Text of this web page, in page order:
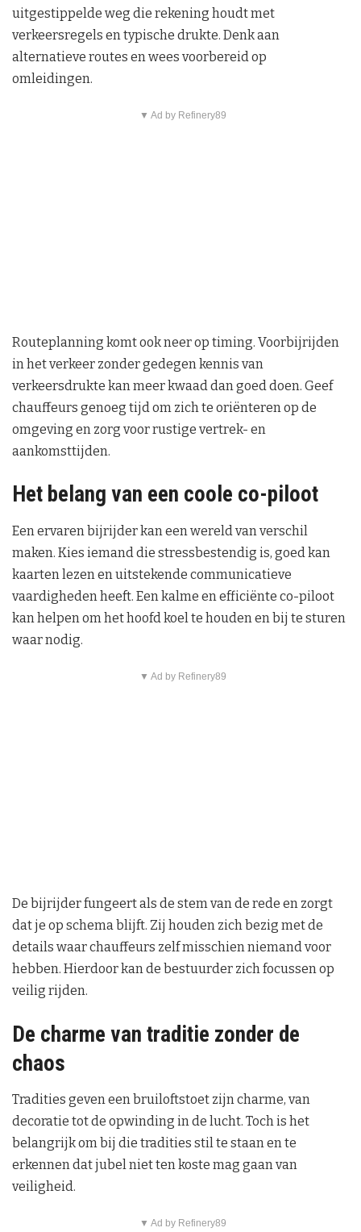
uitgestippelde weg die rekening houdt met
verkeersregels en typische drukte. Denk aan
alternatieve routes en wees voorbereid op
omleidingen.
▼ Ad by Refinery89
Routeplanning komt ook neer op timing. Voorbijrijden
in het verkeer zonder gedegen kennis van
verkeersdrukte kan meer kwaad dan goed doen. Geef
chauffeurs genoeg tijd om zich te oriënteren op de
omgeving en zorg voor rustige vertrek- en
aankomsttijden.
Het belang van een coole co-piloot
Een ervaren bijrijder kan een wereld van verschil
maken. Kies iemand die stressbestendig is, goed kan
kaarten lezen en uitstekende communicatieve
vaardigheden heeft. Een kalme en efficiënte co-piloot
kan helpen om het hoofd koel te houden en bij te sturen
waar nodig.
▼ Ad by Refinery89
De bijrijder fungeert als de stem van de rede en zorgt
dat je op schema blijft. Zij houden zich bezig met de
details waar chauffeurs zelf misschien niemand voor
hebben. Hierdoor kan de bestuurder zich focussen op
veilig rijden.
De charme van traditie zonder de
chaos
Tradities geven een bruiloftstoet zijn charme, van
decoratie tot de opwinding in de lucht. Toch is het
belangrijk om bij die tradities stil te staan en te
erkennen dat jubel niet ten koste mag gaan van
veiligheid.
▼ Ad by Refinery89